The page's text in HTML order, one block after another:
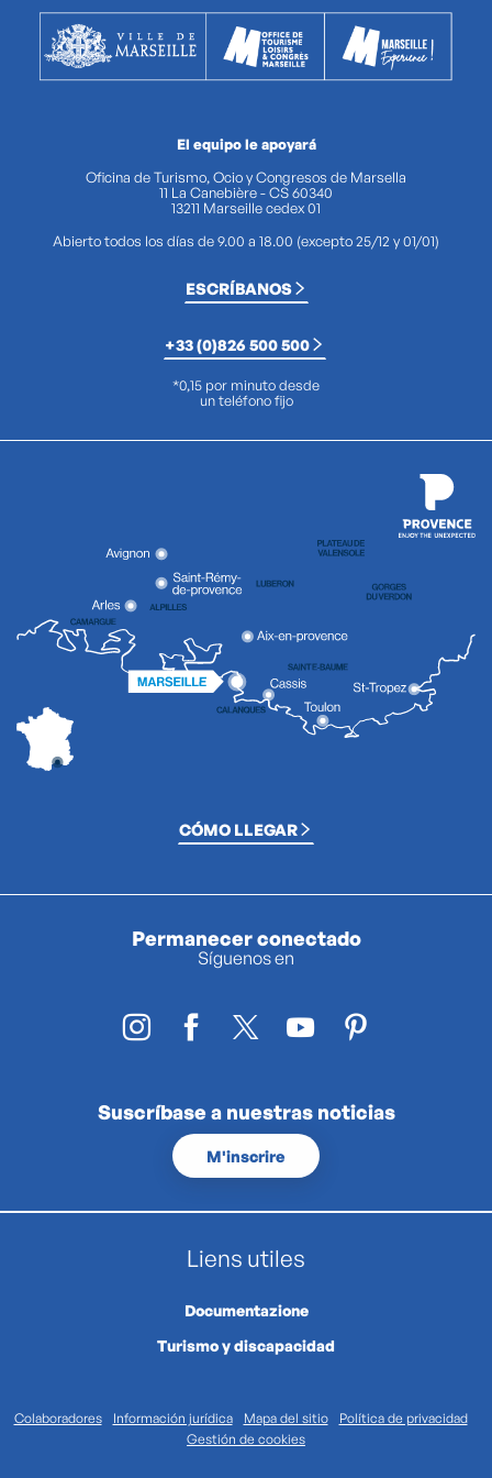
El equipo le apoyará
Oficina de Turismo, Ocio y Congresos de Marsella
11 La Canebière - CS 60340
13211 Marseille cedex 01
Abierto todos los días de 9.00 a 18.00 (excepto 25/12 y 01/01)
ESCRÍBANOS
+33 (0)826 500 500
*0,15 por minuto desde
un teléfono fijo
CÓMO LLEGAR
Permanecer conectado
Síguenos en
Suscríbase a nuestras noticias
M'inscrire
Liens utiles
Documentazione
Turismo y discapacidad
Colaboradores Información jurídica Mapa del sitio
Política de privacidad
Gestión de cookies